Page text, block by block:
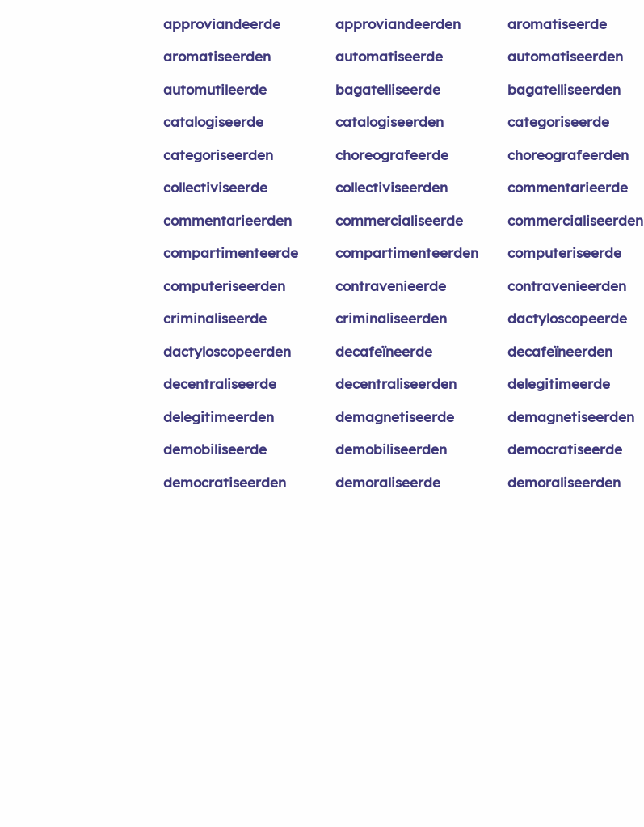
approviandeerde
approviandeerden
aromatiseerde
aromatiseerden
automatiseerde
automatiseerden
automutileerde
bagatelliseerde
bagatelliseerden
catalogiseerde
catalogiseerden
categoriseerde
categoriseerden
choreografeerde
choreografeerden
collectiviseerde
collectiviseerden
commentarieerde
commentarieerden
commercialiseerde
commercialiseerden
compartimenteerde
compartimenteerden
computeriseerde
computeriseerden
contravenieerde
contravenieerden
criminaliseerde
criminaliseerden
dactyloscopeerde
dactyloscopeerden
decafeïneerde
decafeïneerden
decentraliseerde
decentraliseerden
delegitimeerde
delegitimeerden
demagnetiseerde
demagnetiseerden
demobiliseerde
demobiliseerden
democratiseerde
democratiseerden
demoraliseerde demoraliseerden